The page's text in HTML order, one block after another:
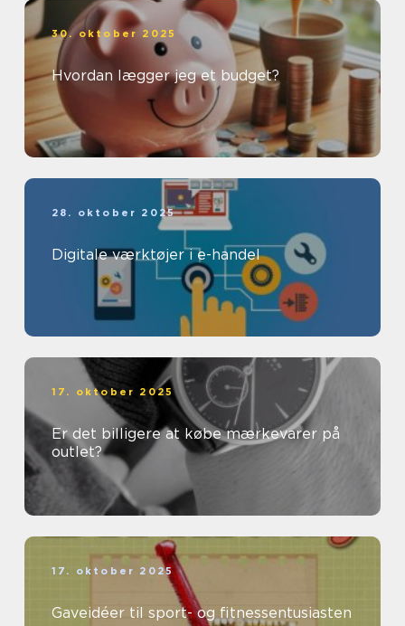
30. oktober 2025
Hvordan lægger jeg et budget?
28. oktober 2025
Digitale værktøjer i e-handel
17. oktober 2025
Er det billigere at købe mærkevarer på
outlet?
17. oktober 2025
Gaveidéer til sport- og fitnessentusiasten